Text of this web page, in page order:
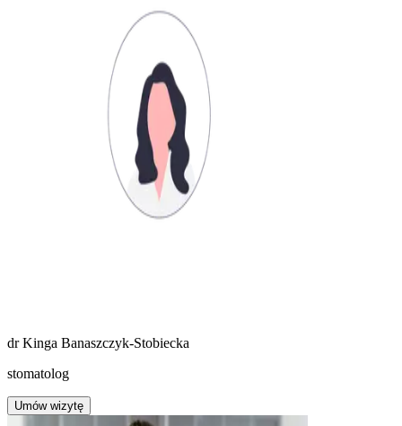
dr Kinga Banaszczyk-Stobiecka
stomatolog
Umów wizytę